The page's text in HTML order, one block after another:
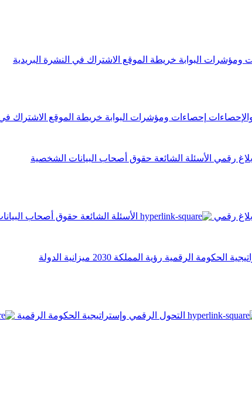
ومؤشرات البوابة خريطة الموقع الاشتراك في النشرة البريدية
إحصاءات ومؤشرات البوابة خريطة الموقع الاشتراك
بلاغ رقمي الأسئلة الشائعة حقوق أصحاب البيانات الشخصية
بلاغ رقمي الأسئلة الشائعة حقوق أصحاب
الحكومة الرقمية رؤية المملكة 2030 ميزانية الدولة
التحول الرقمي وإستراتيجية الحكومة الرقمية